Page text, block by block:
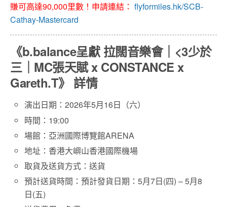
賺可高達90,000里數！申請連結： flyformiles.hk/SCB-
Cathay-Mastercard
《b.balance呈獻 拉闊音樂會｜<3少於
三｜MC張天賦 x CONSTANCE x
Gareth.T》 詳情
演出日期：2026年5月16日（六）
時間：19:00
場館：亞洲國際博覽館ARENA
地址：香港大嶼山香港國際機場
取貨及送貨方式：送貨
預計送貨時間：預計發貨日期：5月7日(四) – 5月8
日(五)